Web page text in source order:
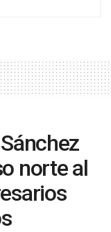
norte al